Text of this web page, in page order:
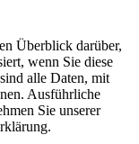
Überblick darüber,
wenn Sie diese
alle Daten, mit
Ausführliche
Sie unserer